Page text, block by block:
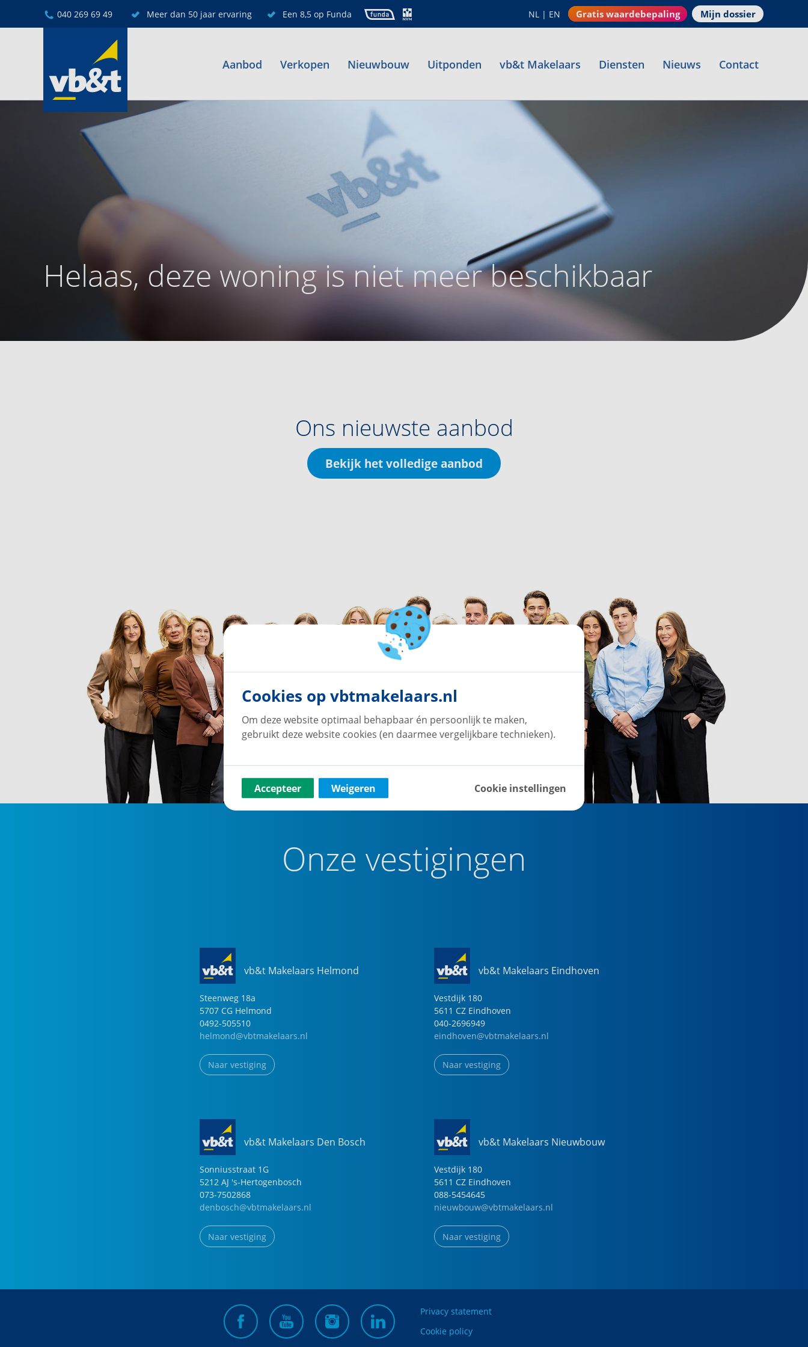
040 269 69 49 Meer dan 50 jaar ervaring Een 8,5 op Funda NL | EN Gratis waardebepaling Mijn dossier
Aanbod Verkopen Nieuwbouw Uitponden vb&t Makelaars Diensten Nieuws Contact
Helaas, deze woning is niet meer beschikbaar
Ons nieuwste aanbod
Bekijk het volledige aanbod
Onze vestigingen
vb&t Makelaars Helmond
Steenweg 18a
5707 CG Helmond
0492-505510
helmond@vbtmakelaars.nl
Naar vestiging
vb&t Makelaars Eindhoven
Vestdijk 180
5611 CZ Eindhoven
040-2696949
eindhoven@vbtmakelaars.nl
Naar vestiging
vb&t Makelaars Den Bosch
Sonniusstraat 1G
5212 AJ 's-Hertogenbosch
073-7502868
denbosch@vbtmakelaars.nl
Naar vestiging
vb&t Makelaars Nieuwbouw
Vestdijk 180
5611 CZ Eindhoven
088-5454645
nieuwbouw@vbtmakelaars.nl
Naar vestiging
Privacy statement
Cookie policy
Cookies op vbtmakelaars.nl
Om deze website optimaal behapbaar én persoonlijk te maken,
gebruikt deze website cookies (en daarmee vergelijkbare technieken).
Accepteer Weigeren Cookie instellingen